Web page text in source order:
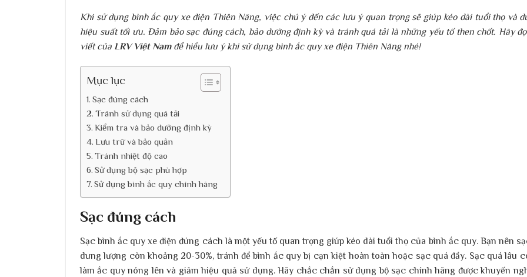
Khi sử dụng bình ắc quy xe điện Thiên Năng, việc chú ý đến các lưu ý quan trọng sẽ giúp kéo dài tuổi thọ và
hiệu suất tối ưu. Đảm bảo sạc đúng cách, bảo dưỡng định kỳ và tránh quá tải là những yếu tố then chốt. Hãy
viết của LRV Việt Namđể hiểu lưu ý khi sử dụng bình ắc quy xe điện Thiên Năng nhé!
Mục lục
Sạc đúng cách
Tránh sử dụng quá tải
Kiểm tra và bảo dưỡng định kỳ
Lưu trữ và bảo quản
Tránh nhiệt độ cao
Sử dụng bộ sạc phù hợp
Sử dụng bình ắc quy chính hãng
Sạc đúng cách
Sạc bình ắc quy xe điện đúng cách là một yếu tố quan trọng giúp kéo dài tuổi thọ của bình ắc quy. Bạn nên
dung lượng còn khoảng 20-30%, tránh để bình ắc quy bị cạn kiệt hoàn toàn hoặc sạc quá đầy. Sạc quá lâu
làm ắc quy nóng lên và giảm hiệu quả sử dụng. Hãy chắc chắn sử dụng bộ sạc chính hãng được khuyến